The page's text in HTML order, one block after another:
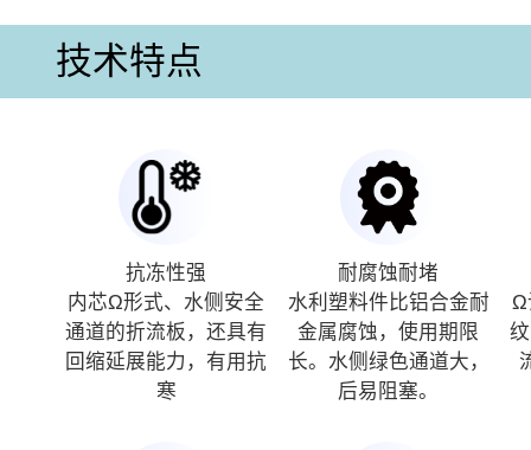
技术特点
抗冻性强
内芯Ω形式、水侧安全
通道的折流板，还具有
回缩延展能力，有用抗
寒
耐腐蚀耐堵
水利塑料件比铝合金耐
金属腐蚀，使用期限
长。水侧绿色通道大，
后易阻塞。
Ω